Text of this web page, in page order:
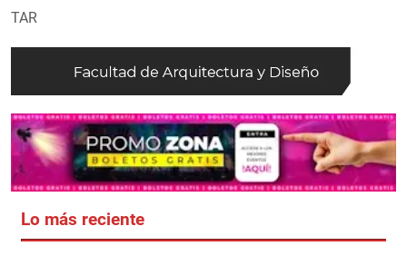
TAR
Lo más reciente